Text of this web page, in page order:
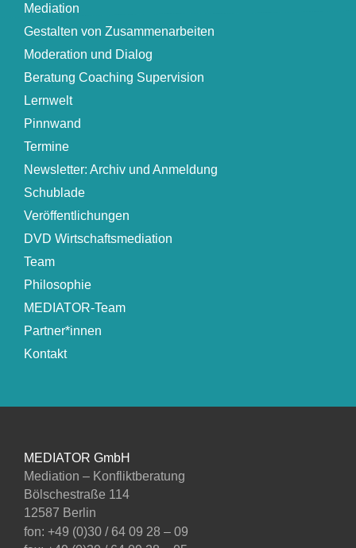
Mediation
Gestalten von Zusammenarbeiten
Moderation und Dialog
Beratung Coaching Supervision
Lernwelt
Pinnwand
Termine
Newsletter: Archiv und Anmeldung
Schublade
Veröffentlichungen
DVD Wirtschaftsmediation
Team
Philosophie
MEDIATOR-Team
Partner*innen
Kontakt
MEDIATOR GmbH
Mediation – Konfliktberatung
Bölschestraße 114
12587 Berlin
fon: +49 (0)30 / 64 09 28 – 09